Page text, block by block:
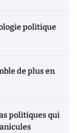
politique
de plus en
politiques qui